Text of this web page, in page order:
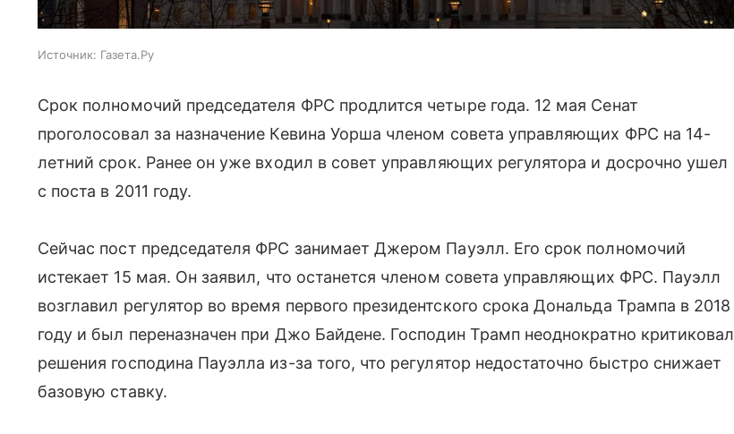
Источник: Газета.Ру
Срок полномочий председателя ФРС продлится четыре года. 12 мая Сенат
проголосовал за назначение Кевина Уорша членом совета управляющих ФРС на 14-
летний срок. Ранее он уже входил в совет управляющих регулятора и досрочно ушел
с поста в 2011 году.
Сейчас пост председателя ФРС занимает Джером Пауэлл. Его срок полномочий
истекает 15 мая. Он заявил, что останется членом совета управляющих ФРС. Пауэлл
возглавил регулятор во время первого президентского срока Дональда Трампа в 2018
году и был переназначен при Джо Байдене. Господин Трамп неоднократно критиковал
решения господина Пауэлла из-за того, что регулятор недостаточно быстро снижает
базовую ставку.